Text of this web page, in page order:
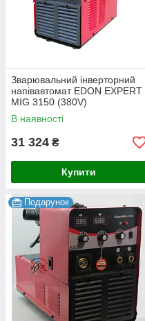
Зварювальний інверторний
напівавтомат EDON EXPERT
MIG 3150 (380V)
В наявності
31 324 ₴
Купити
Подарунок